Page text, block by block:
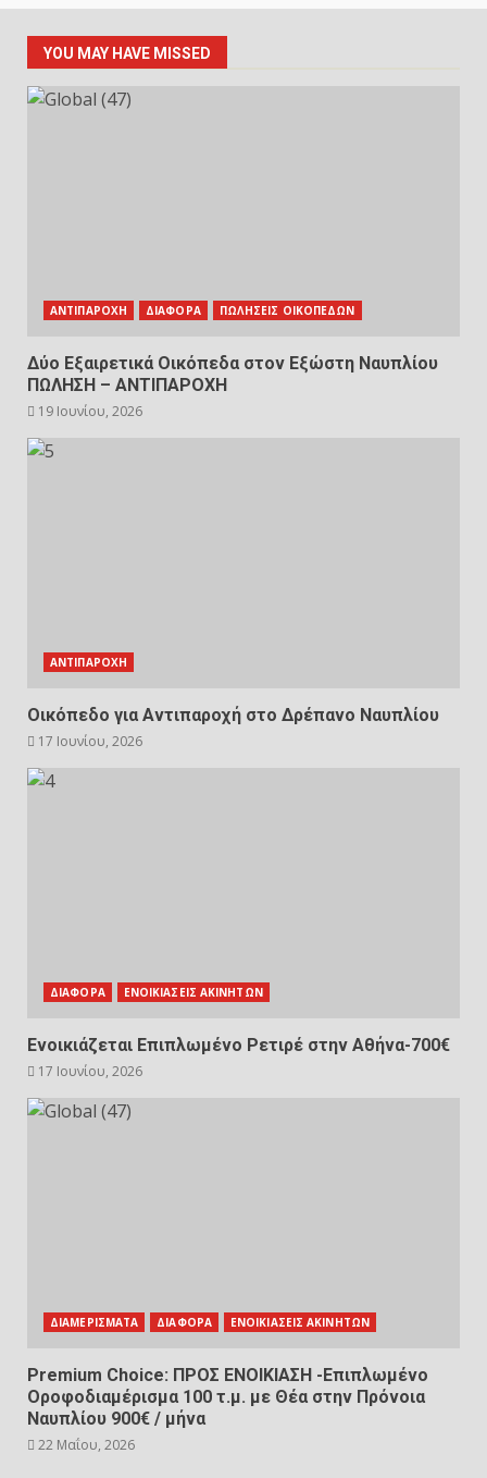
YOU MAY HAVE MISSED
ΑΝΤΙΠΑΡΟΧΗ ΔΙΑΦΟΡΑ ΠΩΛΗΣΕΙΣ ΟΙΚΟΠΕΔΩΝ
Δύο Εξαιρετικά Οικόπεδα στον Εξώστη Ναυπλίου
ΠΩΛΗΣΗ – ΑΝΤΙΠΑΡΟΧΗ
19 Ιουνίου, 2026
ΑΝΤΙΠΑΡΟΧΗ
Οικόπεδο για Αντιπαροχή στο Δρέπανο Ναυπλίου
17 Ιουνίου, 2026
ΔΙΑΦΟΡΑ ΕΝΟΙΚΙΑΣΕΙΣ ΑΚΙΝΗΤΩΝ
Ενοικιάζεται Επιπλωμένο Ρετιρέ στην Αθήνα-700€
17 Ιουνίου, 2026
ΔΙΑΜΕΡΙΣΜΑΤΑ ΔΙΑΦΟΡΑ ΕΝΟΙΚΙΑΣΕΙΣ ΑΚΙΝΗΤΩΝ
Premium Choice: ΠΡΟΣ ΕΝΟΙΚΙΑΣΗ -Επιπλωμένο
Οροφοδιαμέρισμα 100 τ.μ. με Θέα στην Πρόνοια
Ναυπλίου 900€ / μήνα
22 Μαΐου, 2026